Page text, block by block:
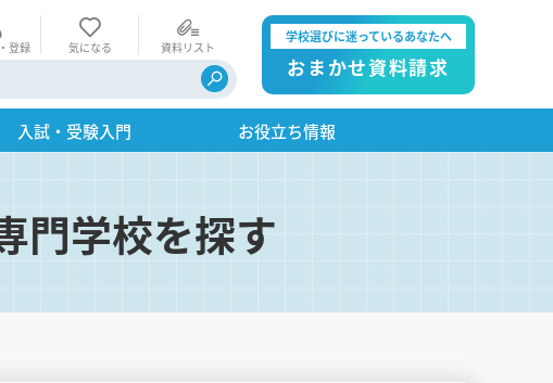
登録 気になる 資料リスト
学校選びに迷っているあなたへ
おまかせ資料請求
入試・受験入門 お役立ち情報
門学校を探す